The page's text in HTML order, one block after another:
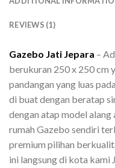
REVIEWS (1)
Gazebo Jati Jepara –
berukuran 250 x 250 cm
pandangan yang luas
di buat dengan beratap
dengan atap model alang
rumah Gazebo sendiri
premium pilihan
ini langsung di kota kami